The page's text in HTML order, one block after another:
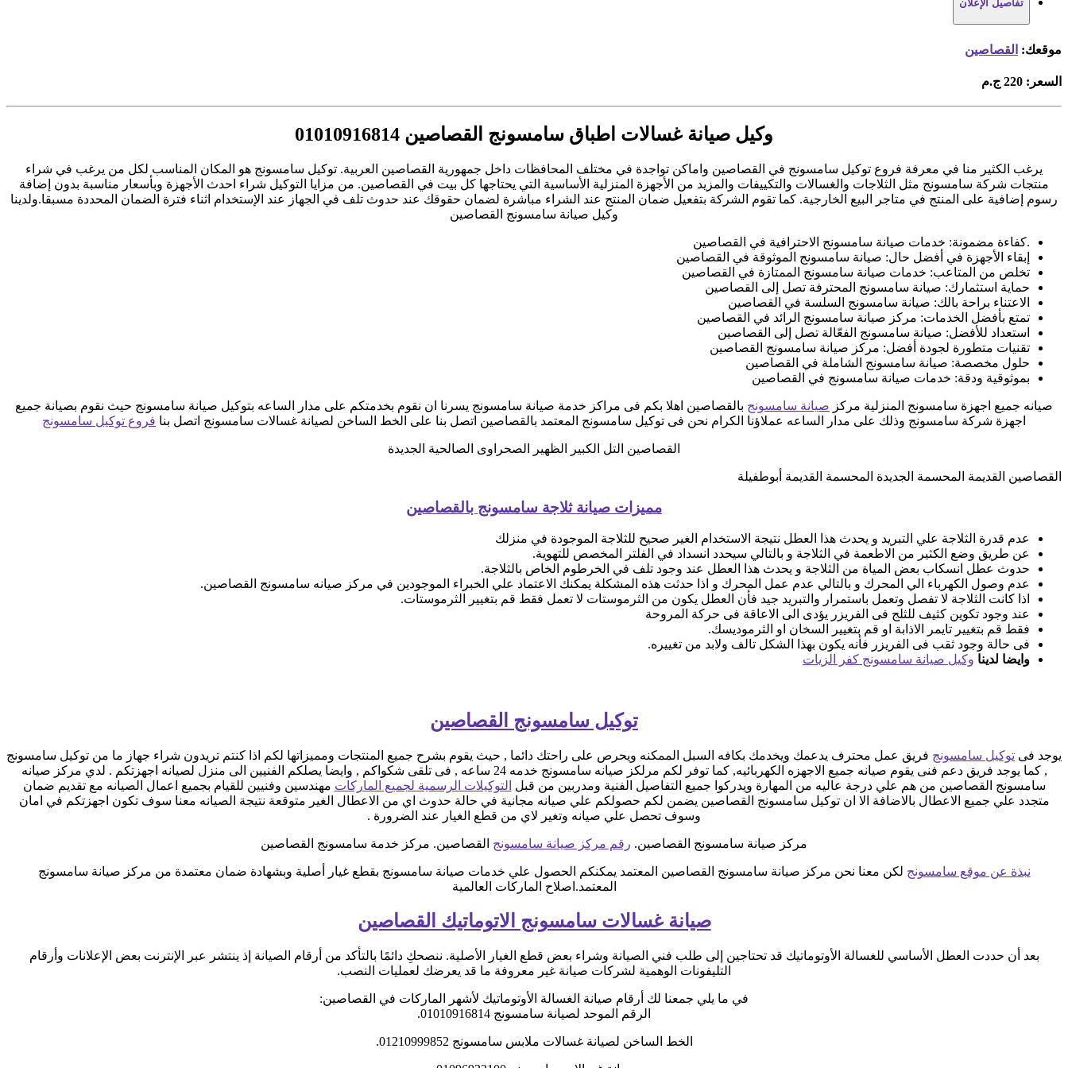
تفاصيل الإعلان
موقعك: القصاصين
السعر: 220 ج.م
وكيل صيانة غسالات اطباق سامسونج القصاصين 01010916814
يرغب الكثير منا في معرفة فروع توكيل سامسونج في القصاصين واماكن تواجدة في مختلف المحافظات داخل جمهورية القصاصين العربية. توكيل سامسونج هو المكان المناسب لكل من يرغب في شراء
منتجات شركة سامسونج مثل الثلاجات والغسالات والتكييفات والمزيد من الأجهزة المنزلية الأساسية التي يحتاجها كل بيت في القصاصين. من مزايا التوكيل شراء احدث الأجهزة وبأسعار مناسبة بدون إضافة
رسوم إضافية على المنتج في متاجر البيع الخارجية. كما تقوم الشركة بتفعيل ضمان المنتج عند الشراء مباشرة لضمان حقوقك عند حدوث تلف في الجهاز عند الإستخدام اثناء فترة الضمان المحددة مسبقا.ولدينا
وكيل صيانة سامسونج القصاصين
.كفاءة مضمونة: خدمات صيانة سامسونج الاحترافية في القصاصين
إبقاء الأجهزة في أفضل حال: صيانة سامسونج الموثوقة في القصاصين
تخلص من المتاعب: خدمات صيانة سامسونج الممتازة في القصاصين
حماية استثمارك: صيانة سامسونج المحترفة تصل إلى القصاصين
الاعتناء براحة بالك: صيانة سامسونج السلسة في القصاصين
تمتع بأفضل الخدمات: مركز صيانة سامسونج الرائد في القصاصين
استعداد للأفضل: صيانة سامسونج الفعّالة تصل إلى القصاصين
تقنيات متطورة لجودة أفضل: مركز صيانة سامسونج القصاصين
حلول مخصصة: صيانة سامسونج الشاملة في القصاصين
بموثوقية ودقة: خدمات صيانة سامسونج في القصاصين
صيانه جميع اجهزة سامسونج المنزلية مركز صيانة سامسونج بالقصاصين اهلا بكم فى مراكز خدمة صيانة سامسونج يسرنا ان نقوم بخدمتكم على مدار الساعه بتوكيل صيانة سامسونج حيث نقوم بصيانة جميع
اجهزة شركة سامسونج وذلك على مدار الساعه عملاؤنا الكرام نحن فى توكيل سامسونج المعتمد بالقصاصين اتصل بنا على الخط الساخن لصيانة غسالات سامسونج اتصل بنا فروع توكيل سامسونج
القصاصين التل الكبير الظهير الصحراوى الصالحية الجديدة
القصاصين القديمة المحسمة الجديدة المحسمة القديمة أبوطفيلة
مميزات صيانة ثلاجة سامسونج بالقصاصين
عدم قدرة الثلاجة علي التبريد و يحدث هذا العطل نتيجة الاستخدام الغير صحيح للثلاجة الموجودة في منزلك
عن طريق وضع الكثير من الاطعمة في الثلاجة و بالتالي سيحدد انسداد في الفلتر المخصص للتهوية.
حدوث عطل انسكاب بعض المياة من الثلاجة و يحدث هذا العطل عند وجود تلف في الخرطوم الخاص بالثلاجة.
عدم وصول الكهرباء الي المحرك و بالتالي عدم عمل المحرك و اذا حدثت هذه المشكلة يمكنك الاعتماد علي الخبراء الموجودين في مركز صيانه سامسونج القصاصين.
اذا كانت الثلاجة لا تفصل وتعمل باستمرار والتبريد جيد فأن العطل يكون من الثرموستات لا تعمل فقط قم بتغيير الثرموستات.
عند وجود تكوين كثيف للثلج فى الفريزر يؤدى الى الاعاقة فى حركة المروحة
فقط قم بتغيير تايمر الاذابة او قم بتغيير السخان او الثرموديسك.
فى حالة وجود ثقب فى الفريزر فأنه يكون بهذا الشكل تالف ولابد من تغييره.
وايضا لدينا وكيل صيانة سامسونج كفر الزيات
توكيل سامسونج القصاصين
يوجد فى توكيل سامسونج فريق عمل محترف يدعمك ويخدمك بكافه السبل الممكنه ويحرص على راحتك دائما , حيث يقوم بشرح جميع المنتجات ومميزاتها لكم اذا كنتم تريدون شراء جهاز ما من توكيل سامسونج
, كما يوجد فريق دعم فنى يقوم صيانه جميع الاجهزه الكهربائيه, كما توفر لكم مرلكز صيانه سامسونج خدمه 24 ساعه , فى تلقى شكواكم , وايضا يصلكم الفنيين الى منزل لصيانه اجهزتكم . لدي مركز صيانه
سامسونج القصاصين من هم علي درجة عاليه من المهارة ويدركوا جميع التفاصيل الفنية ومدربين من قبل التوكيلات الرسمية لجميع الماركات مهندسين وفنيين للقيام بجميع اعمال الصيانه مع تقديم ضمان
متجدد علي جميع الاعطال بالاضافة الا ان توكيل سامسونج القصاصين يضمن لكم حصولكم علي صيانه مجانية في حالة حدوث اي من الاعطال الغير متوقعة نتيجة الصيانه معنا سوف تكون اجهزتكم في امان
وسوف تحصل علي صيانه وتغير لاي من قطع الغيار عند الضرورة .
مركز صيانة سامسونج القصاصين. رقم مركز صيانة سامسونج القصاصين. مركز خدمة سامسونج القصاصين
نبذة عن موقع سامسونج لكن معنا نحن مركز صيانة سامسونج القصاصين المعتمد يمكنكم الحصول علي خدمات صيانة سامسونج بقطع غيار أصلية وبشهادة ضمان معتمدة من مركز صيانة سامسونج
المعتمد.اصلاح الماركات العالمية
صيانة غسالات سامسونج الاتوماتيك القصاصين
بعد أن حددت العطل الأساسي للغسالة الأوتوماتيك قد تحتاجين إلى طلب فني الصيانة وشراء بعض قطع الغيار الأصلية. ننصحكِ دائمًا بالتأكد من أرقام الصيانة إذ ينتشر عبر الإنترنت بعض الإعلانات وأرقام
التليفونات الوهمية لشركات صيانة غير معروفة ما قد يعرضك لعمليات النصب.
في ما يلي جمعنا لك أرقام صيانة الغسالة الأوتوماتيك لأشهر الماركات في القصاصين:
الرقم الموحد لصيانة سامسونج 01010916814.
الخط الساخن لصيانة غسالات ملابس سامسونج 01210999852.